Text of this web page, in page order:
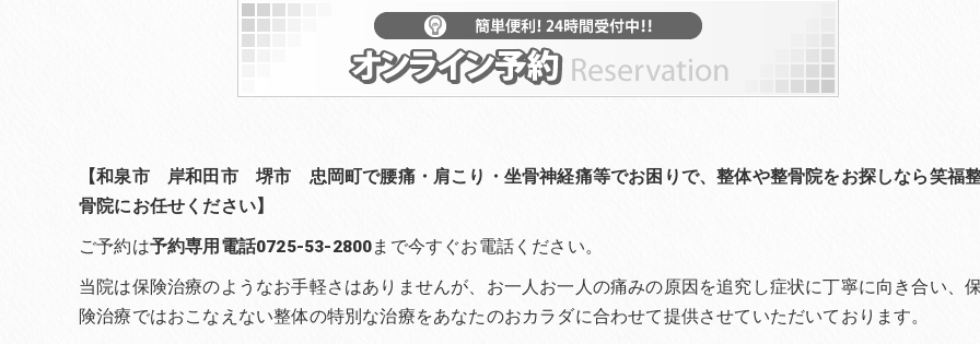
【和泉市 岸和田市 堺市 忠岡町で腰痛・肩こり・坐骨神経痛等でお困りで、整体や整骨院をお探しなら笑福
骨院にお任せください】
ご予約は予約専用電話0725-53-2800まで今すぐお電話ください。
当院は保険治療のようなお手軽さはありませんが、お一人お一人の痛みの原因を追究し症状に丁寧に向き合い、
険治療ではおこなえない整体の特別な治療をあなたのおカラダに合わせて提供させていただいております。